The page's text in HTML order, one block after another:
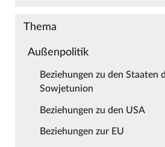
Thema
Außenpolitik
Beziehungen zu den Staaten
Sowjetunion
Beziehungen zu den USA
Beziehungen zur EU